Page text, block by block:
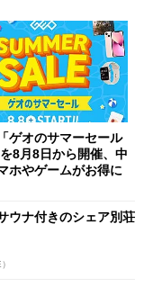
ゲオのサマーセール
8月8日から開催、中
ホやゲームがお得に
ウナ付きのシェア別荘